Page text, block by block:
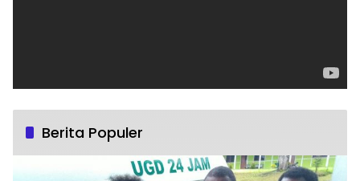
Berita Populer